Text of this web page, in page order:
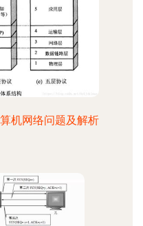
机网络问题及解析